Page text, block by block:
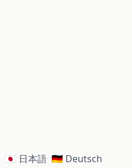
🇯🇵 日本語 🇩🇪 Deutsch